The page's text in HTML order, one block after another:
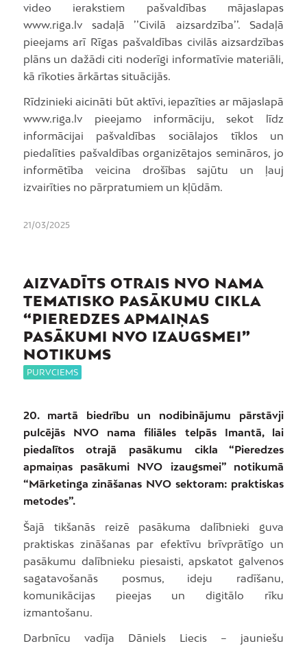
video ierakstiem pašvaldības mājaslapas
www.riga.lv sadaļā ’’Civilā aizsardzība’’. Sadaļā
pieejams arī Rīgas pašvaldības civilās aizsardzības
plāns un dažādi citi noderīgi informatīvie materiāli,
kā rīkoties ārkārtas situācijās.
Rīdzinieki aicināti būt aktīvi, iepazīties ar mājaslapā
www.riga.lv pieejamo informāciju, sekot līdz
informācijai pašvaldības sociālajos tīklos un
piedalīties pašvaldības organizētajos semināros, jo
informētība veicina drošības sajūtu un ļauj
izvairīties no pārpratumiem un kļūdām.
21/03/2025
AIZVADĪTS OTRAIS NVO NAMA
TEMATISKO PASĀKUMU CIKLA
“PIEREDZES APMAIŅAS
PASĀKUMI NVO IZAUGSMEI”
NOTIKUMS
PURVCIEMS
20. martā biedrību un nodibinājumu pārstāvji
pulcējās NVO nama filiāles telpās Imantā, lai
piedalītos otrajā pasākumu cikla “Pieredzes
apmaiņas pasākumi NVO izaugsmei” notikumā
“Mārketinga zināšanas NVO sektoram: praktiskas
metodes”.
Šajā tikšanās reizē pasākuma dalībnieki guva
praktiskas zināšanas par efektīvu brīvprātīgo un
pasākumu dalībnieku piesaisti, apskatot galvenos
sagatavošanās posmus, ideju radīšanu,
komunikācijas pieejas un digitālo rīku
izmantošanu.
Darbnīcu vadīja Dāniels Liecis – jauniešu